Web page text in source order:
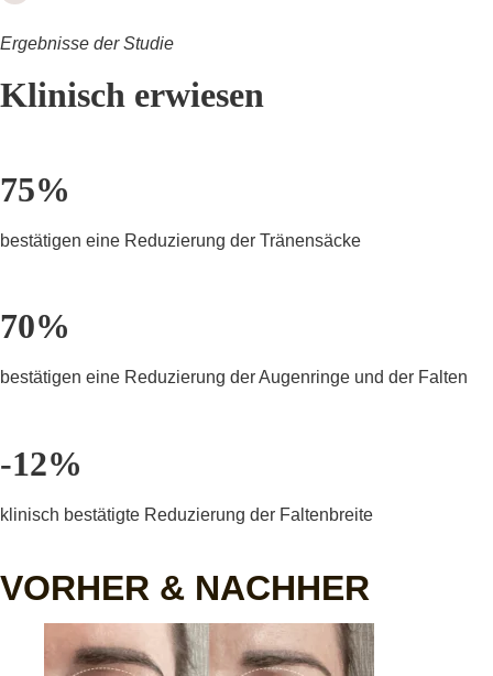
Ergebnisse der Studie
Klinisch erwiesen
75%
bestätigen eine Reduzierung der Tränensäcke
70%
bestätigen eine Reduzierung der Augenringe und der Falten
-12%
klinisch bestätigte Reduzierung der Faltenbreite
VORHER & NACHHER